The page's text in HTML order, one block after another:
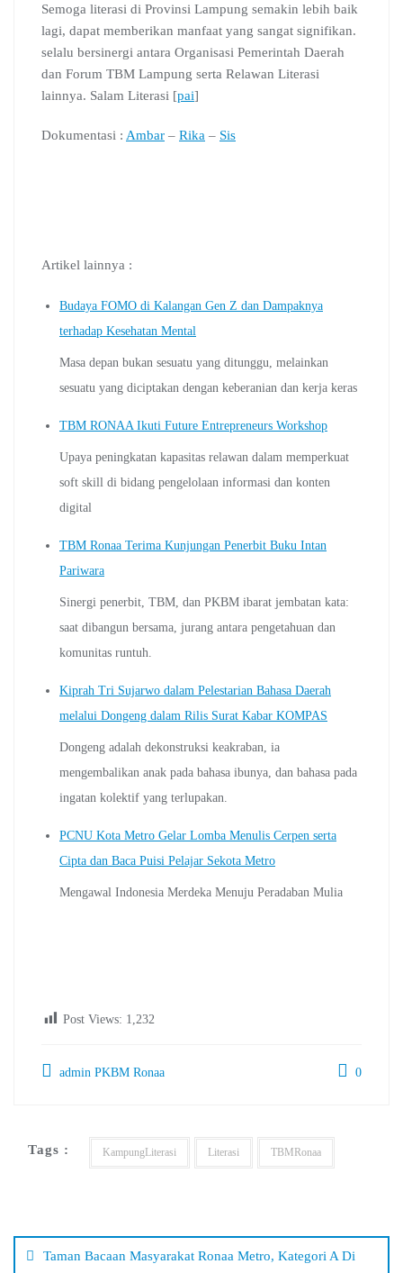
Semoga literasi di Provinsi Lampung semakin lebih baik
lagi, dapat memberikan manfaat yang sangat signifikan.
selalu bersinergi antara Organisasi Pemerintah Daerah
dan Forum TBM Lampung serta Relawan Literasi
lainnya. Salam Literasi [pai]
Dokumentasi : Ambar – Rika – Sis
Artikel lainnya :
Budaya FOMO di Kalangan Gen Z dan Dampaknya
terhadap Kesehatan Mental
Masa depan bukan sesuatu yang ditunggu, melainkan
sesuatu yang diciptakan dengan keberanian dan kerja keras
TBM RONAA Ikuti Future Entrepreneurs Workshop
Upaya peningkatan kapasitas relawan dalam memperkuat
soft skill di bidang pengelolaan informasi dan konten
digital
TBM Ronaa Terima Kunjungan Penerbit Buku Intan
Pariwara
Sinergi penerbit, TBM, dan PKBM ibarat jembatan kata:
saat dibangun bersama, jurang antara pengetahuan dan
komunitas runtuh.
Kiprah Tri Sujarwo dalam Pelestarian Bahasa Daerah
melalui Dongeng dalam Rilis Surat Kabar KOMPAS
Dongeng adalah dekonstruksi keakraban, ia
mengembalikan anak pada bahasa ibunya, dan bahasa pada
ingatan kolektif yang terlupakan.
PCNU Kota Metro Gelar Lomba Menulis Cerpen serta
Cipta dan Baca Puisi Pelajar Sekota Metro
Mengawal Indonesia Merdeka Menuju Peradaban Mulia
Post Views: 1,232
admin PKBM Ronaa 0
Tags : KampungLiterasi Literasi TBMRonaa
pos
Taman Bacaan Masyarakat Ronaa Metro, Kategori A Di